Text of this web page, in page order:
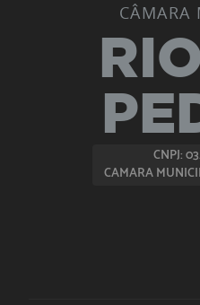
CÂMARA
CNPJ:
CAMARA